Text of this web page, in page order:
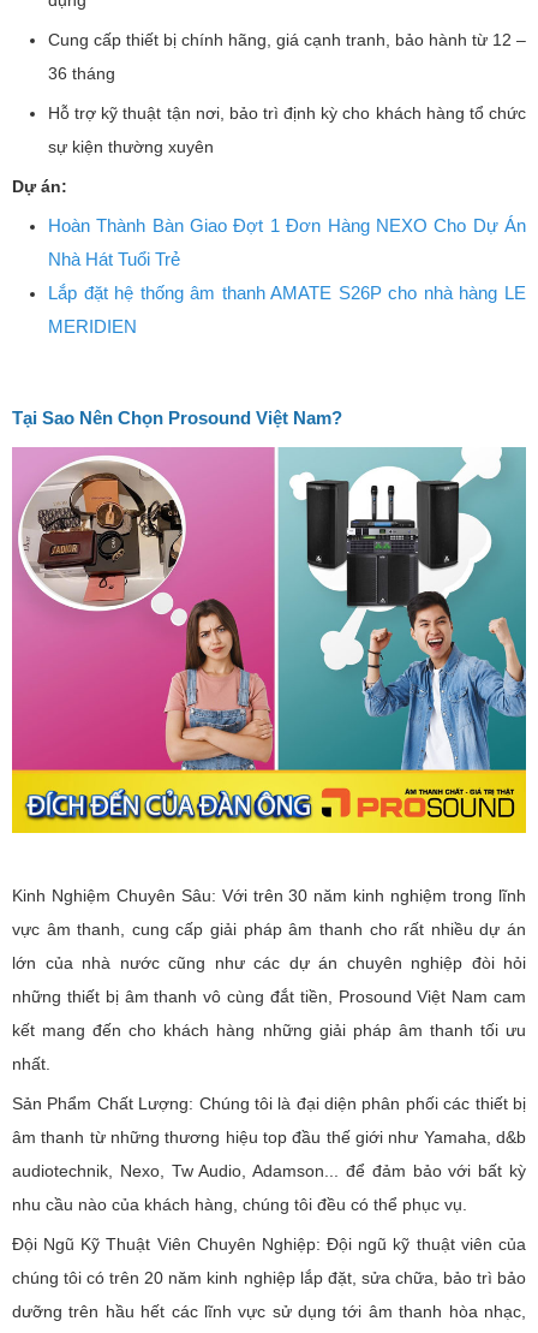
Cung cấp thiết bị chính hãng, giá cạnh tranh, bảo hành từ 12 –
36 tháng
Hỗ trợ kỹ thuật tận nơi, bảo trì định kỳ cho khách hàng tổ chức
sự kiện thường xuyên
Dự án:
Hoàn Thành Bàn Giao Đợt 1 Đơn Hàng NEXO Cho Dự Án
Nhà Hát Tuổi Trẻ
Lắp đặt hệ thống âm thanh AMATE S26P cho nhà hàng LE
MERIDIEN
Tại Sao Nên Chọn Prosound Việt Nam?
Kinh Nghiệm Chuyên Sâu: Với trên 30 năm kinh nghiệm trong lĩnh
vực âm thanh, cung cấp giải pháp âm thanh cho rất nhiều dự án
lớn của nhà nước cũng như các dự án chuyên nghiệp đòi hỏi
những thiết bị âm thanh vô cùng đắt tiền, Prosound Việt Nam cam
kết mang đến cho khách hàng những giải pháp âm thanh tối ưu
nhất.
Sản Phẩm Chất Lượng: Chúng tôi là đại diện phân phối các thiết bị
âm thanh từ những thương hiệu top đầu thế giới như Yamaha, d&b
audiotechnik, Nexo, Tw Audio, Adamson... để đảm bảo với bất kỳ
nhu cầu nào của khách hàng, chúng tôi đều có thể phục vụ.
Đội Ngũ Kỹ Thuật Viên Chuyên Nghiệp: Đội ngũ kỹ thuật viên của
chúng tôi có trên 20 năm kinh nghiệp lắp đặt, sửa chữa, bảo trì bảo
dưỡng trên hầu hết các lĩnh vực sử dụng tới âm thanh hòa nhạc,